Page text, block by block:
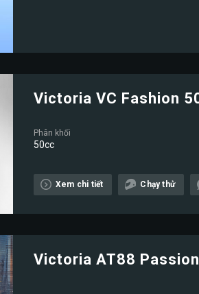
Victoria VC Fashion
Phân khối
50cc
Xem chi tiết Chạy thử
Victoria AT88